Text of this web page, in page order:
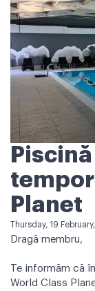
Planet
Thursday, 19
Dragă membru,
Te informăm că
World Class